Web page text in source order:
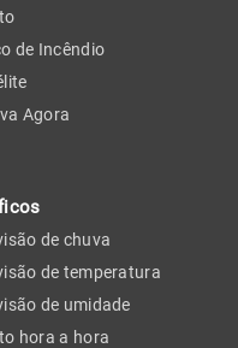
de Incêndio
Agora
de chuva
de temperatura
de umidade
hora a hora